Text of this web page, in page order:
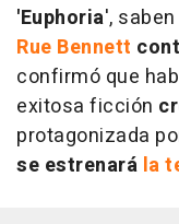
'Euphoria',
Rue Bennett
confirmó que
exitosa ficción
protagonizada
se estrenará la